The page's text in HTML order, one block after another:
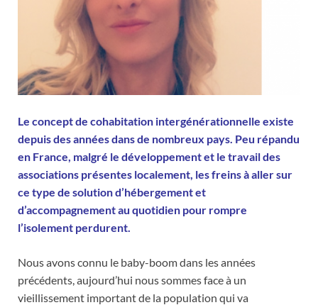
Le concept de cohabitation intergénérationnelle existe
depuis des années dans de nombreux pays. Peu répandu
en France, malgré le développement et le travail des
associations présentes localement, les freins à aller sur
ce type de solution d’hébergement et
d’accompagnement au quotidien pour rompre
l’isolement perdurent.
Nous avons connu le baby-boom dans les années
précédents, aujourd’hui nous sommes face à un
vieillissement important de la population qui va